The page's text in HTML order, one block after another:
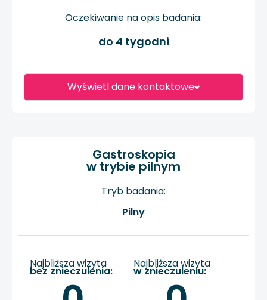
Wyświetl dane kontaktowe
Oczekiwanie na opis badania:
do 4 tygodni
Gastroskopia
w trybie pilnym
Tryb badania:
Pilny
Najbliższa wizyta
bez znieczulenia:
Najbliższa wizyta
w znieczuleniu: